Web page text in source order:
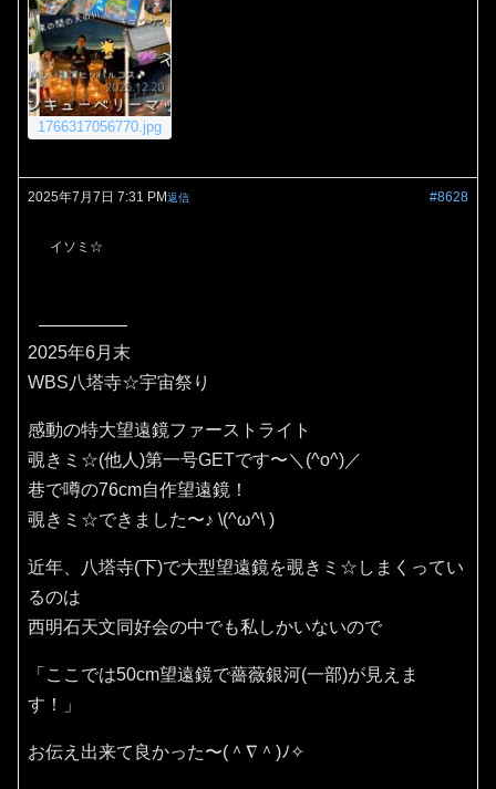
1766317056770.jpg
2025年7月7日 7:31 PM #8628
返信
イソミ☆
2025年6月末
WBS八塔寺☆宇宙祭り
感動の特大望遠鏡ファーストライト
覗きミ☆(他人)第一号GETです〜＼(^o^)／
巷で噂の76cm自作望遠鏡！
覗きミ☆できました〜♪⁠ ⁠\⁠(⁠^⁠ω⁠^⁠\⁠ ⁠)
近年、八塔寺(下)で大型望遠鏡を覗きミ☆しまくってい
るのは
西明石天文同好会の中でも私しかいないので
「ここでは50cm望遠鏡で薔薇銀河(一部)が見えま
す！」
お伝え出来て良かった〜(⁠＾⁠∇⁠＾⁠)⁠ﾉ⁠✧⁠